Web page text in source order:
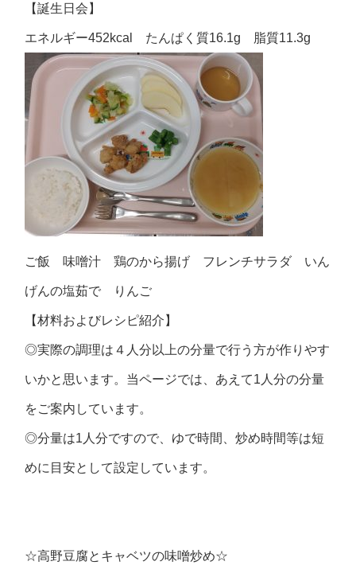
【誕生日会】
エネルギー452kcal たんぱく質16.1g 脂質11.3g
ご飯 味噌汁 鶏のから揚げ フレンチサラダ いん
げんの塩茹で りんご
【材料およびレシピ紹介】
◎実際の調理は４人分以上の分量で行う方が作りやす
いかと思います。当ページでは、あえて1人分の分量
をご案内しています。
◎分量は1人分ですので、ゆで時間、炒め時間等は短
めに目安として設定しています。
☆高野豆腐とキャベツの味噌炒め☆